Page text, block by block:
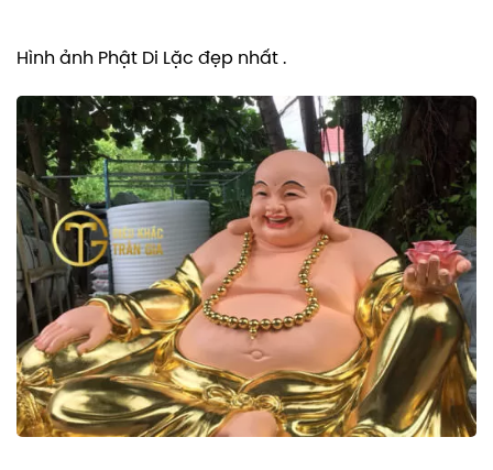
Hình ảnh Phật Di Lặc đẹp nhất .